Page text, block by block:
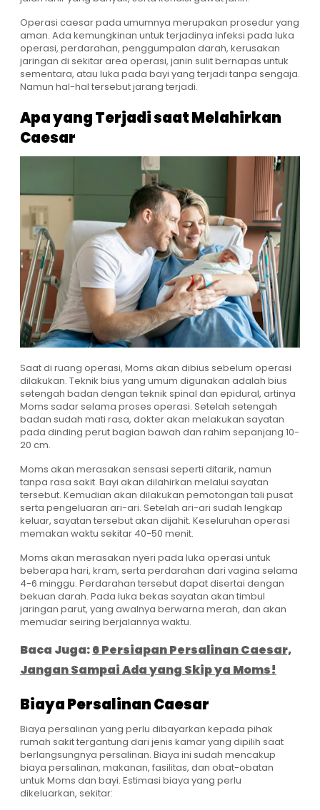
Operasi caesar pada umumnya merupakan prosedur yang
aman. Ada kemungkinan untuk terjadinya infeksi pada luka
operasi, perdarahan, penggumpalan darah, kerusakan
jaringan di sekitar area operasi, janin sulit bernapas untuk
sementara, atau luka pada bayi yang terjadi tanpa sengaja.
Namun hal-hal tersebut jarang terjadi.
Apa yang Terjadi saat Melahirkan
Caesar
Saat di ruang operasi, Moms akan dibius sebelum operasi
dilakukan. Teknik bius yang umum digunakan adalah bius
setengah badan dengan teknik spinal dan epidural, artinya
Moms sadar selama proses operasi. Setelah setengah
badan sudah mati rasa, dokter akan melakukan sayatan
pada dinding perut bagian bawah dan rahim sepanjang 10-
20 cm.
Moms akan merasakan sensasi seperti ditarik, namun
tanpa rasa sakit. Bayi akan dilahirkan melalui sayatan
tersebut. Kemudian akan dilakukan pemotongan tali pusat
serta pengeluaran ari-ari. Setelah ari-ari sudah lengkap
keluar, sayatan tersebut akan dijahit. Keseluruhan operasi
memakan waktu sekitar 40-50 menit.
Moms akan merasakan nyeri pada luka operasi untuk
beberapa hari, kram, serta perdarahan dari vagina selama
4-6 minggu. Perdarahan tersebut dapat disertai dengan
bekuan darah. Pada luka bekas sayatan akan timbul
jaringan parut, yang awalnya berwarna merah, dan akan
memudar seiring berjalannya waktu.
Baca Juga:6 Persiapan Persalinan Caesar,
Jangan Sampai Ada yang Skip ya Moms!
Biaya Persalinan Caesar
Biaya persalinan yang perlu dibayarkan kepada pihak
rumah sakit tergantung dari jenis kamar yang dipilih saat
berlangsungnya persalinan. Biaya ini sudah mencakup
biaya persalinan, makanan, fasilitas, dan obat-obatan
untuk Moms dan bayi. Estimasi biaya yang perlu
dikeluarkan, sekitar: